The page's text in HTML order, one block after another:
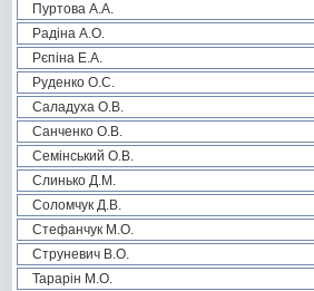
Пуртова А.А.
Радіна А.О.
Рєпіна Е.А.
Руденко О.С.
Саладуха О.В.
Санченко О.В.
Семінський О.В.
Слинько Д.М.
Соломчук Д.В.
Стефанчук М.О.
Струневич В.О.
Тарарін М.О.